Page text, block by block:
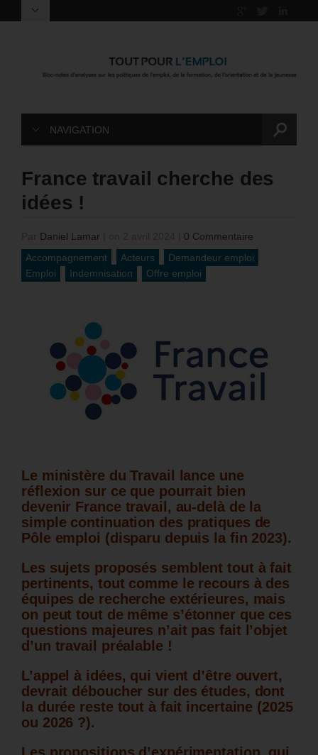
NAVIGATION
France travail cherche des
idées !
Daniel Lamar
0 Commentaire
Accompagnement
Acteurs
Demandeur emploi
Emploi
Indemnisation Offre emploi
Le ministère du Travail lance une
réflexion sur ce que pourrait bien
devenir France travail, au-delà de la
simple continuation des pratiques de
Pôle emploi (disparu depuis la fin 2023).
Les sujets proposés semblent tout à fait
pertinents, tout comme le recours à des
équipes de recherche extérieures, mais
on peut tout de même s’étonner que ces
questions majeures n’ait pas fait l’objet
d’un travail préalable !
L’appel à idées, qui vient d’être ouvert,
devrait déboucher sur des études, dont
la durée reste tout à fait incertaine (2025
ou 2026 ?).